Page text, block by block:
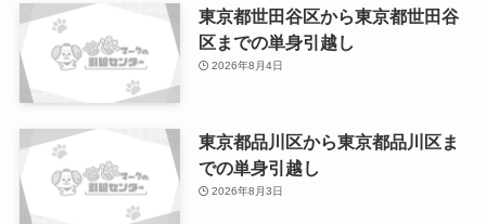
東京都世田谷区から東京都世田谷
区までの単身引越し
2026年8月4日
東京都品川区から東京都品川区ま
での単身引越し
2026年8月3日